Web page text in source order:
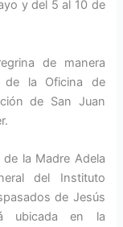
y del 5 al 10 de
de manera
de la Oficina de
de San Juan
la Madre Adela
del Instituto
de Jesús
ubicada en la